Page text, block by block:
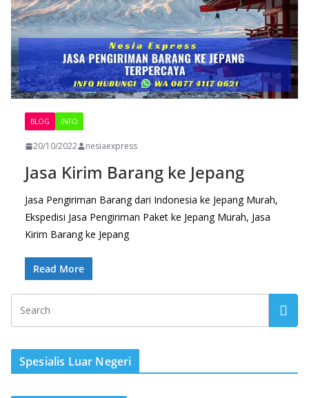
BLOG INFO
20/10/2022 nesiaexpress
Jasa Kirim Barang ke Jepang
Jasa Pengiriman Barang dari Indonesia ke Jepang Murah,
Ekspedisi Jasa Pengiriman Paket ke Jepang Murah, Jasa
Kirim Barang ke Jepang
Read More
Spesialis Luar Negeri